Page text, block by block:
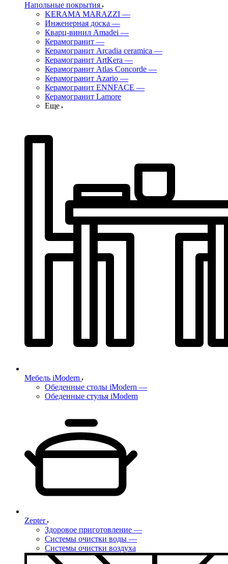
Напольные покрытия
KERAMA MARAZZI —
Инженерная доска —
Кварц-винил Amadei —
Керамогранит —
Керамогранит Arcadia ceramica —
Керамогранит ArtKera —
Керамогранит Atlas Concorde —
Керамогранит Azario —
Керамогранит ENNFACE —
Керамогранит Lamore
Еще
Мебель iModern
Обеденные столы iModern —
Обеденные стулья iModern
Zepter
Здоровое приготовление —
Системы очистки воды —
Системы очистки воздуха